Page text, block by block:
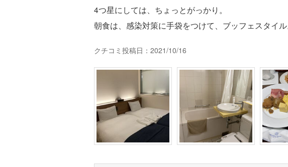
4つ星にしては、ちょっとがっかり。
朝食は、感染対策に手袋をつけて、ブッフェスタイル
クチコミ投稿日：2021/10/16